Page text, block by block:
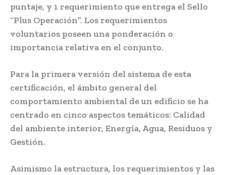
puntaje, y 1 requerimiento que entrega el Sello
“Plus Operación”. Los requerimientos
voluntarios poseen una ponderación o
importancia relativa en el conjunto.
Para la primera versión del sistema de esta
certificación, el ámbito general del
comportamiento ambiental de un edificio se ha
centrado en cinco aspectos temáticos: Calidad
del ambiente interior, Energía, Agua, Residuos y
Gestión.
Asimismo la estructura, los requerimientos y las